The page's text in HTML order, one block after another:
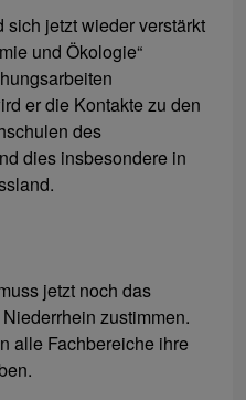
sich jetzt wieder verstärkt
und Ökologie“
er die Kontakte zu den
des
dies insbesondere in
jetzt noch das
zustimmen.
alle Fachbereiche ihre